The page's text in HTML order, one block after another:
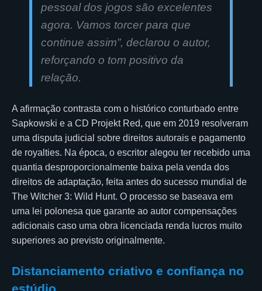
pessoal dos jogos são excelentes
agora. Vamos torcer para que
continue assim”, declarou o autor,
reforçando o tom positivo da
relação.
A afirmação contrasta com o histórico conturbado entre
Sapkowski e a CD Projekt Red, que em 2019 resolveram
uma disputa judicial sobre direitos autorais e pagamento
de royalties. Na época, o escritor alegou ter recebido uma
quantia desproporcionalmente baixa pela venda dos
direitos de adaptação, feita antes do sucesso mundial de
The Witcher 3: Wild Hunt. O processo se baseava em
uma lei polonesa que garante ao autor compensações
adicionais caso uma obra licenciada renda lucros muito
superiores ao previsto originalmente.
Distanciamento criativo e confiança no
estúdio